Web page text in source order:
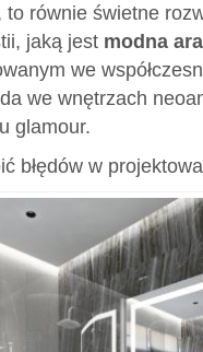
to równie świetne
jaką jest modna
we
we wnętrzach
glamour.
błędów w